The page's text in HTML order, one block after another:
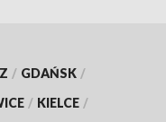
/ GDAŃSK /
/ KIELCE /